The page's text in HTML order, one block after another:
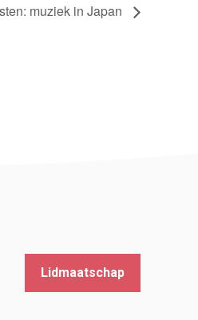
muziek in Japan
Lidmaatschap